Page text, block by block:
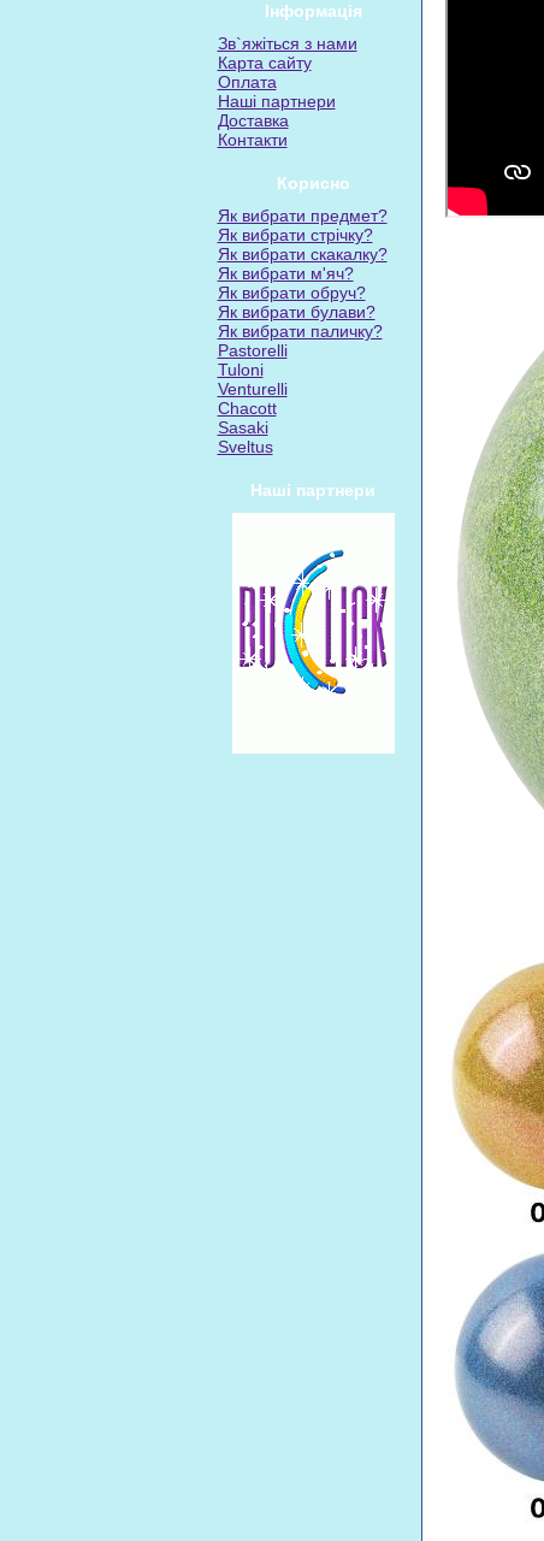
Інформація
Зв`яжіться з нами
Карта сайту
Оплата
Наші партнери
Доставка
Контакти
Корисно
Як вибрати предмет?
Як вибрати стрічку?
Як вибрати скакалку?
Як вибрати м'яч?
Як вибрати обруч?
Як вибрати булави?
Як вибрати паличку?
Pastorelli
Tuloni
Venturelli
Chacott
Sasaki
Sveltus
Наші партнери